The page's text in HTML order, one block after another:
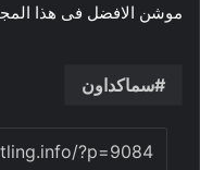
موشن الافضل فى هذا
سماكداون